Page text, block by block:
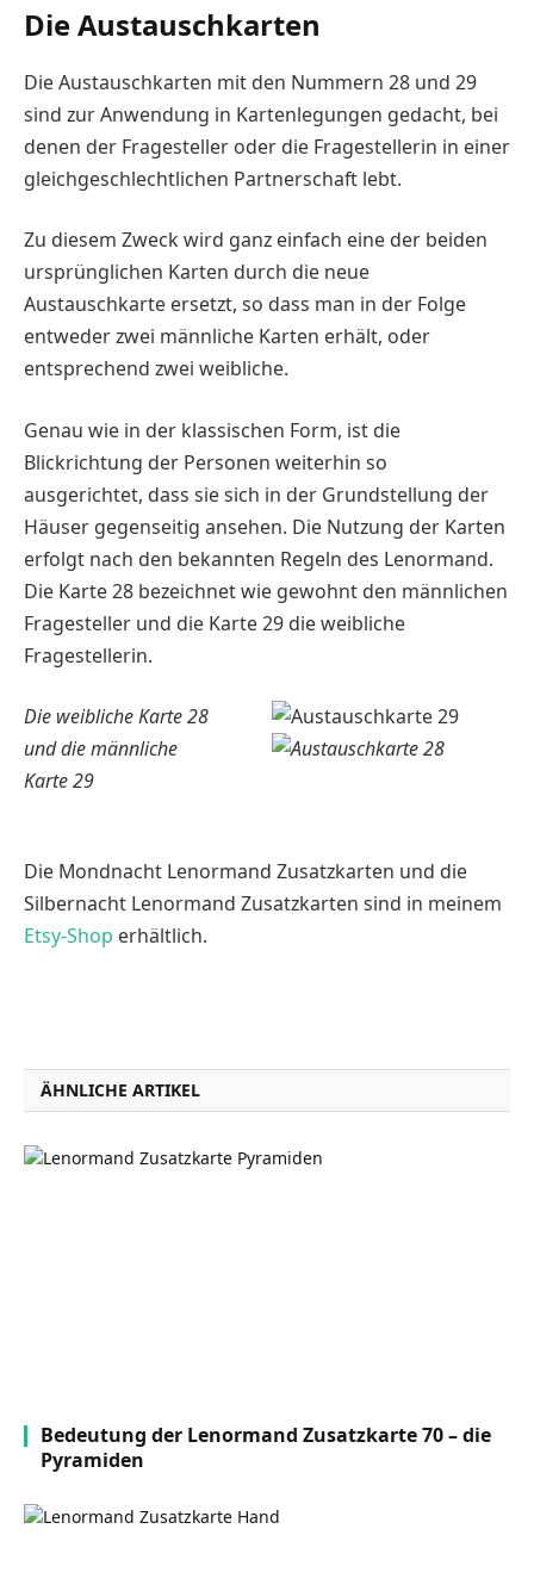
Die Austauschkarten
Die Austauschkarten mit den Nummern 28 und 29
sind zur Anwendung in Kartenlegungen gedacht, bei
denen der Fragesteller oder die Fragestellerin in einer
gleichgeschlechtlichen Partnerschaft lebt.
Zu diesem Zweck wird ganz einfach eine der beiden
ursprünglichen Karten durch die neue
Austauschkarte ersetzt, so dass man in der Folge
entweder zwei männliche Karten erhält, oder
entsprechend zwei weibliche.
Genau wie in der klassischen Form, ist die
Blickrichtung der Personen weiterhin so
ausgerichtet, dass sie sich in der Grundstellung der
Häuser gegenseitig ansehen. Die Nutzung der Karten
erfolgt nach den bekannten Regeln des Lenormand.
Die Karte 28 bezeichnet wie gewohnt den männlichen
Fragesteller und die Karte 29 die weibliche
Fragestellerin.
Die weibliche Karte 28
und die männliche
Karte 29
Die Mondnacht Lenormand Zusatzkarten und die
Silbernacht Lenormand Zusatzkarten sind in meinem
Etsy-Shop erhältlich.
ÄHNLICHE ARTIKEL
Bedeutung der Lenormand Zusatzkarte 70 – die
Pyramiden